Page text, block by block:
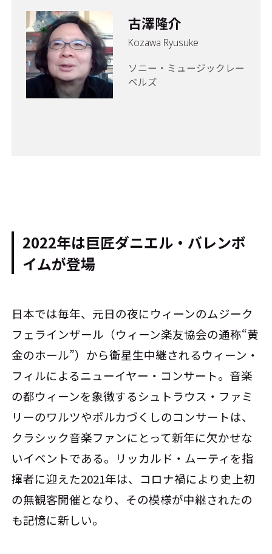
古澤隆介
Kozawa Ryusuke
ソニー・ミュージックレー
ベルズ
2022年は巨匠ダニエル・バレンボ
イムが登場
日本では毎年、元日の夜にウィーンのムジーク
フェラインザール（ウィーン楽友協会の通称“黄
金のホール”）から衛星生中継されるウィーン・
フィルによるニューイヤー・コンサート。音楽
の都ウィーンを象徴するシュトラウス・ファミ
リーのワルツやポルカづくしのコンサートは、
クラシック音楽ファンにとって新年に欠かせな
いイベントである。リッカルド・ムーティを指
揮者に迎えた2021年は、コロナ禍により史上初
の無観客開催となり、その模様が中継されたの
も記憶に新しい。